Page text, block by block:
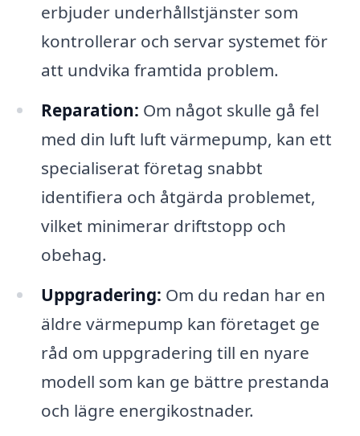
erbjuder underhållstjänster som
kontrollerar och servar systemet för
att undvika framtida problem.
Reparation: Om något skulle gå fel
med din luft luft värmepump, kan ett
specialiserat företag snabbt
identifiera och åtgärda problemet,
vilket minimerar driftstopp och
obehag.
Uppgradering: Om du redan har en
äldre värmepump kan företaget ge
råd om uppgradering till en nyare
modell som kan ge bättre prestanda
och lägre energikostnader.